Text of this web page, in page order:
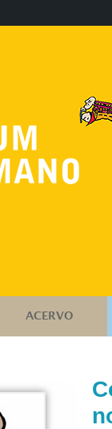
ACERVO